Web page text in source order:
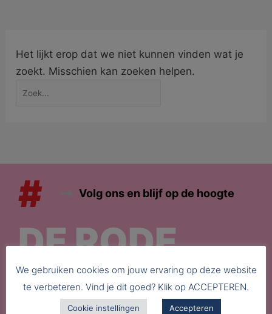
Het lijkt erop dat we niet kunnen vinden wat je
zoekt. Misschien kan zoeken helpen.
# Volg ons en blijf op de hoogte
DE RODE
ANTRACIET
We gebruiken cookies om jouw ervaring op deze website
te verbeteren. Vind je dit goed? Klik op ACCEPTEREN.
Cookie instellingen Accepteren